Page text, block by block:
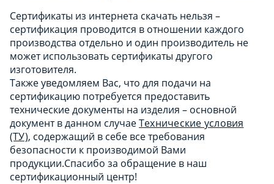
Сертификаты из интернета скачать нельзя –
сертификация проводится в отношении каждого
производства отдельно и один производитель не
может использовать сертификаты другого
изготовителя.
Также уведомляем Вас, что для подачи на
сертификацию потребуется предоставить
технические документы на изделия – основной
документ в данном случаеТехнические условия
(ТУ), содержащий в себе все требования
безопасности к производимой Вами
продукции.Спасибо за обращение в наш
сертификационный центр!